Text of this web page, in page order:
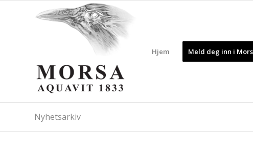
Hjem Meld deg inn i
Nyhetsarkiv